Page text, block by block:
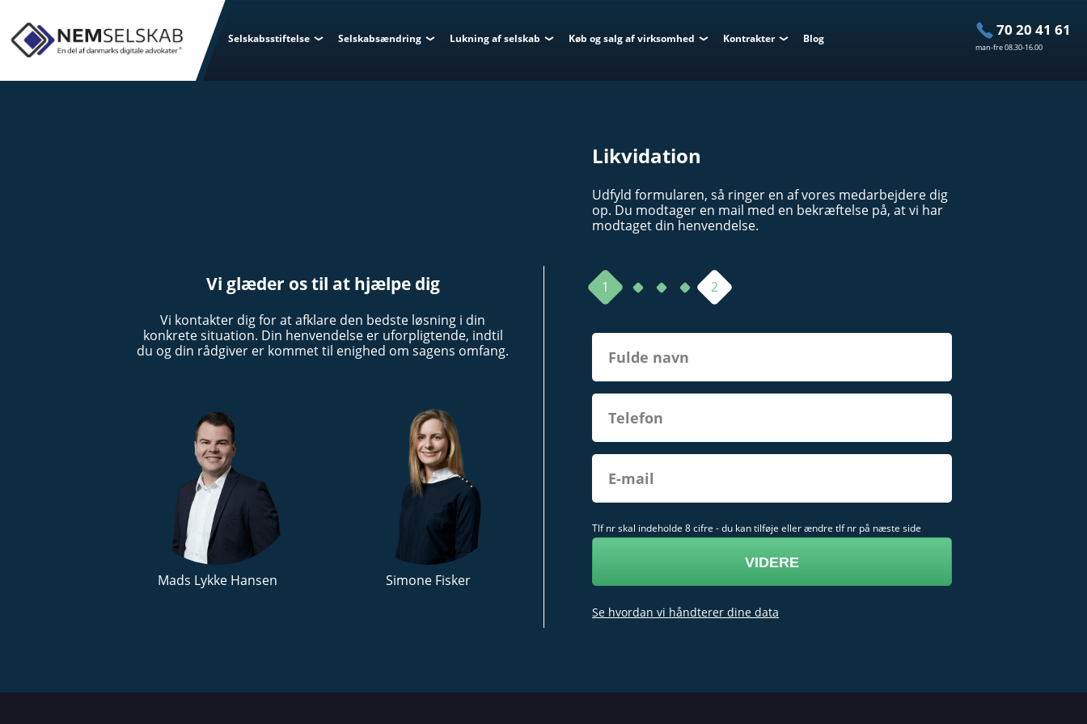
Selskabsstiftelse Selskabsændring Lukning af selskab Køb og salg af virksomhed Kontrakter Blog 70 20 41 61
man-fre 08.30-16.00
Likvidation
Udfyld formularen, så ringer en af vores medarbejdere dig
op. Du modtager en mail med en bekræftelse på, at vi har
modtaget din henvendelse.
1 2
Tlf nr skal indeholde 8 cifre - du kan tilføje eller ændre tlf nr på næste side
Se hvordan vi håndterer dine data
Vi glæder os til at hjælpe dig
Vi kontakter dig for at afklare den bedste løsning i din
konkrete situation. Din henvendelse er uforpligtende, indtil
du og din rådgiver er kommet til enighed om sagens omfang.
Mads Lykke Hansen Simone Fisker